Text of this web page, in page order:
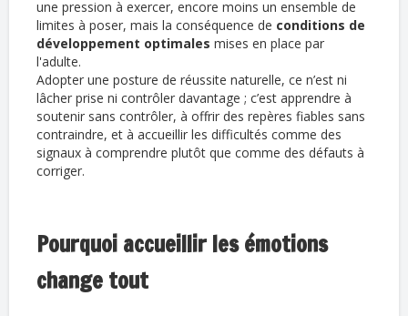
une pression à exercer, encore moins un ensemble de
limites à poser, mais la conséquence de conditions de
développement optimales mises en place par
l'adulte.
Adopter une posture de réussite naturelle, ce n’est ni
lâcher prise ni contrôler davantage ; c’est apprendre à
soutenir sans contrôler, à offrir des repères fiables sans
contraindre, et à accueillir les difficultés comme des
signaux à comprendre plutôt que comme des défauts à
corriger.
Pourquoi accueillir les émotions
change tout